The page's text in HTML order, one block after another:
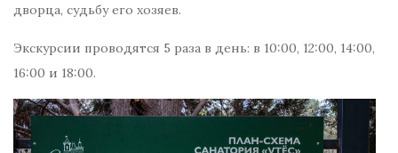
дворца, судьбу его хозяев.
Экскурсии проводятся 5 раза в день: в 10:00, 12:00, 14:00,
16:00 и 18:00.